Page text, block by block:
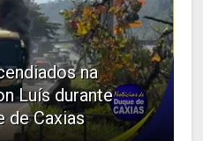
na
Luís durante
de Caxias